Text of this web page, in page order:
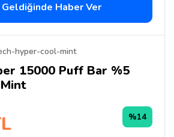
Geldiğinde Haber Ver
hyper-cool-mint
15000 Puff Bar %5
%14